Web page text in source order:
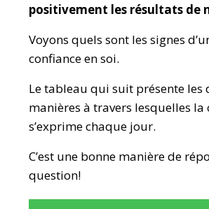
positivement les résultats de
Voyons quels sont les signes
confiance en soi.
Le tableau qui suit présente les
manières à travers lesquelles la
s’exprime chaque jour.
C’est une bonne manière de
question!